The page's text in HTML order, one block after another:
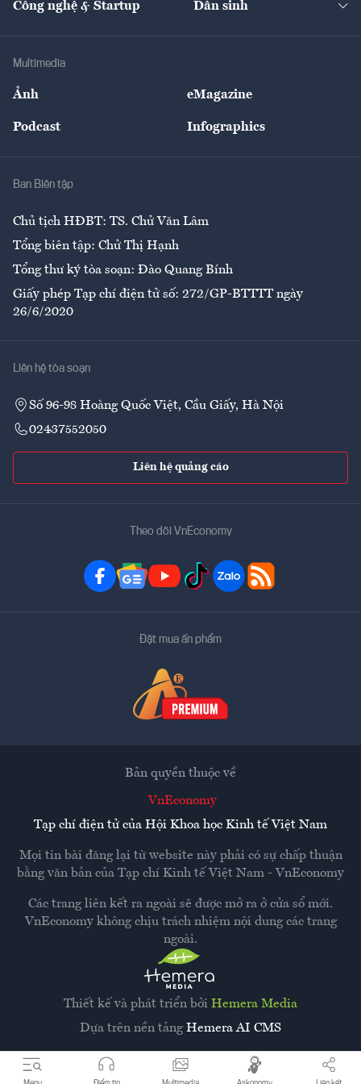
Tư vấn Nông sản
Giải trí
Công nghệ & Startup Dân sinh
Multimedia
Ảnh eMagazine
Podcast Infographics
Ban Biên tập
Chủ tịch HĐBT: TS. Chử Văn Lâm
Tổng biên tập: Chử Thị Hạnh
Tổng thư ký tòa soạn: Đào Quang Bính
Giấy phép Tạp chí điện tử số: 272/GP-BTTTT ngày
26/6/2020
Liên hệ tòa soạn
Số 96-98 Hoàng Quốc Việt, Cầu Giấy, Hà Nội
02437552050
Liên hệ quảng cáo
Theo dõi VnEconomy
Đặt mua ấn phẩm
Thiết kế và phát triển bởi Hemera Media
Dựa trên nền tảng Hemera AI CMS
Bản quyền thuộc về
VnEconomy
Tạp chí điện tử của Hội Khoa học Kinh tế Việt Nam
Mọi tin bài đăng lại từ website này phải có sự chấp thuận
bằng văn bản của Tạp chí Kinh tế Việt Nam - VnEconomy
Các trang liên kết ra ngoài sẽ được mở ra ở cửa sổ mới.
VnEconomy không chịu trách nhiệm nội dung các trang
ngoài.